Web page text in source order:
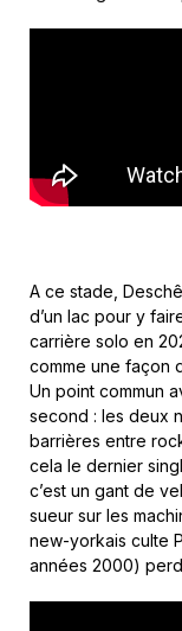
A ce stade,
d’un lac pour y
carrière solo en
comme une façon
Un point commun
second : les deux
barrières entre
cela le dernier
c’est un gant de
sueur sur les
new-yorkais culte
années 2000)